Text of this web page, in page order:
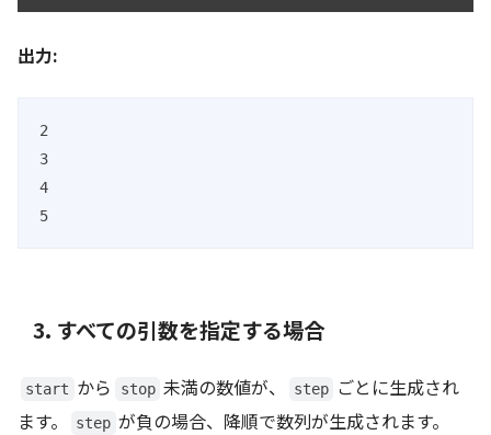
出力:
2
3
4
5
3. すべての引数を指定する場合
start から stop 未満の数値が、 step
ごとに生成され
ます。
step が負の場合、降順で数列が生成されます。